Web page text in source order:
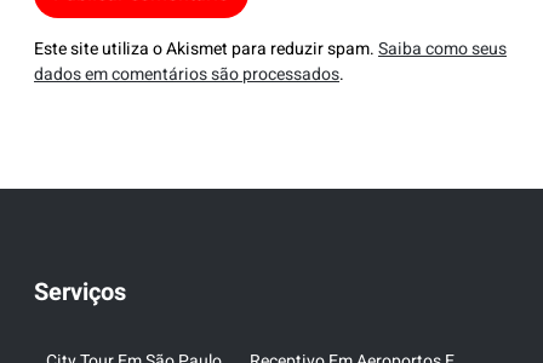
Este site utiliza o Akismet para reduzir spam.Saiba como seus
dados em comentários são processados.
Serviços